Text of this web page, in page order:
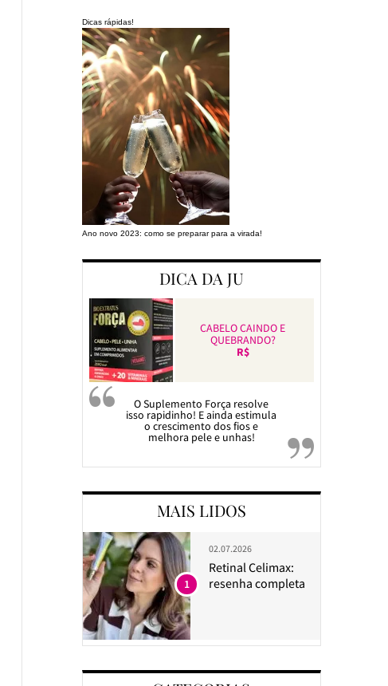
Dicas rápidas!
Ano novo 2023: como se preparar para a virada!
DICA DA JU
CABELO CAINDO E
QUEBRANDO?
R$
O Suplemento Força resolve
isso rapidinho! E ainda estimula
o crescimento dos fios e
melhora pele e unhas!
MAIS LIDOS
02.07.2026
Retinal Celimax:
resenha completa
1